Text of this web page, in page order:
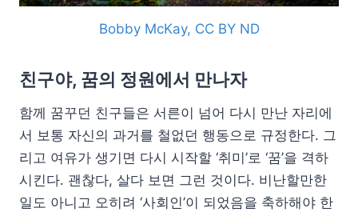
Bobby McKay, CC BY ND
친구야, 꿈의 정원에서 만나자
함께 꿈꾸던 친구들은 서른이 넘어 다시 만난 자리에
서 보통 자신의 과거를 철없던 행동으로 규정한다. 그
리고 여유가 생기면 다시 시작할 ‘취미’로 ‘꿈’을 격하
시킨다. 괜찮다, 살다 보면 그런 것이다. 비난할만한
일도 아니고 오히려 ‘사회인’이 되었음을 축하해야 한